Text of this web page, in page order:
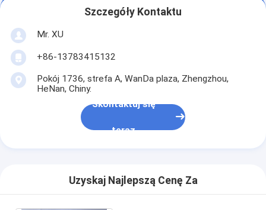
Szczegóły Kontaktu
Mr. XU
+86-13783415132
Pokój 1736, strefa A, WanDa plaza, Zhengzhou,
HeNan, Chiny.
Skontaktuj się
teraz
Uzyskaj Najlepszą Cenę Za